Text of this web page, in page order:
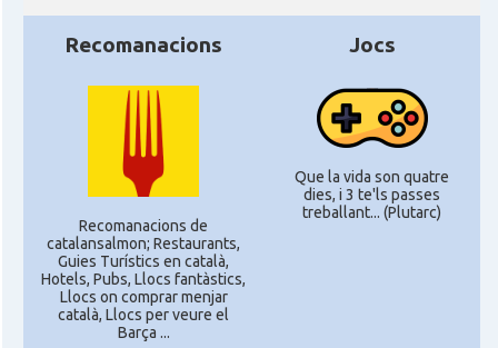
Recomanacions
Recomanacions de
catalansalmon; Restaurants,
Guies Turístics en català,
Hotels, Pubs, Llocs fantàstics,
Llocs on comprar menjar
català, Llocs per veure el
Barça ...
Jocs
Que la vida son quatre
dies, i 3 te'ls passes
treballant... (Plutarc)